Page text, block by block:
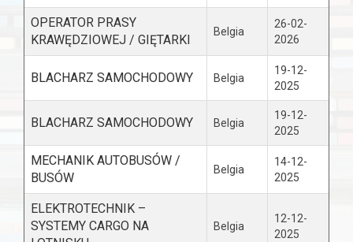
OPERATOR PRASY
KRAWĘDZIOWEJ / GIĘTARKI
Belgia
26-02-
2026
BLACHARZ SAMOCHODOWY Belgia
19-12-
2025
BLACHARZ SAMOCHODOWY Belgia
19-12-
2025
MECHANIK AUTOBUSÓW /
BUSÓW
Belgia
14-12-
2025
ELEKTROTECHNIK –
SYSTEMY CARGO NA
Belgia
12-12-
2025